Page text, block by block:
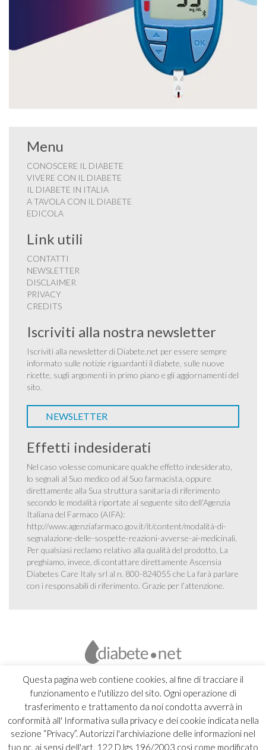
Questa pagina web contiene cookies, al fine di tracciare il
funzionamento e l'utilizzo del sito. Ogni operazione di
trasferimento e trattamento da noi condotta avverrà in
conformità all' Informativa sulla privacy e dei cookie indicata nella
sezione “Privacy”. Autorizzi l'archiviazione delle informazioni nel
tuo pc, ai sensi dell'art. 122 D.lgs 196/2003 così come modificato
Menu
CONOSCERE IL DIABETE
VIVERE CON IL DIABETE
IL DIABETE IN ITALIA
A TAVOLA CON IL DIABETE
EDICOLA
Link utili
CONTATTI
NEWSLETTER
DISCLAIMER
PRIVACY
CREDITS
Iscriviti alla nostra newsletter
Iscriviti alla newsletter di Diabete.net per essere sempre
informato sulle notizie riguardanti il diabete, sulle nuove
ricette, sugli argomenti in primo piano e gli aggiornamenti del
sito.
NEWSLETTER
Effetti indesiderati
Nel caso volesse comunicare qualche effetto indesiderato,
lo segnali al Suo medico od al Suo farmacista, oppure
direttamente alla Sua struttura sanitaria di riferimento
secondo le modalità riportate al seguente sito dell’Agenzia
Italiana del Farmaco (AIFA):
http://www.agenziafarmaco.gov.it/it/content/modalità-di-
segnalazione-delle-sospette-reazioni-avverse-ai-medicinali.
Per qualsiasi reclamo relativo alla qualità del prodotto, La
preghiamo, invece, di contattare direttamente Ascensia
Diabetes Care Italy srl al n. 800-824055 che La farà parlare
con i responsabili di riferimento. Grazie per l’attenzione.